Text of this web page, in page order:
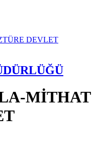
MİTHAT